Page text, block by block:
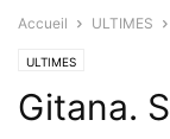
Accueil ULTIMES
ULTIMES
Gitana.